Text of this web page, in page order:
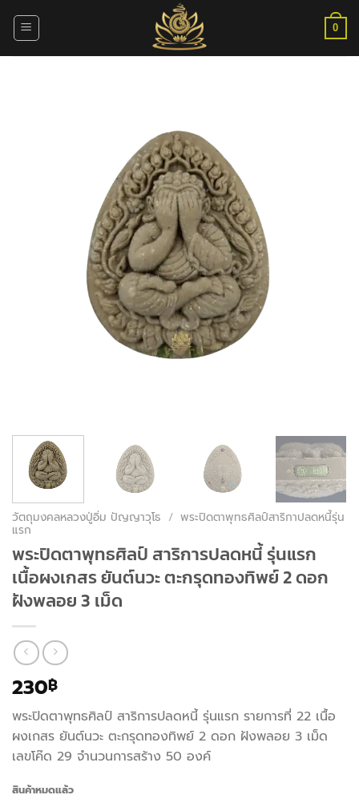
0
วัตถุมงคลหลวงปู่อิ่ม ปัญญาวุโธ / พระปิดตาพุทธศิลป์สาริกาปลดหนี้รุ่น
แรก
พระปิดตาพุทธศิลป์ สาริการปลดหนี้ รุ่นแรก
เนื้อผงเกสร ยันต์นวะ ตะกรุดทองทิพย์ 2 ดอก
ฝังพลอย 3 เม็ด
230฿
พระปิดตาพุทธศิลป์ สาริการปลดหนี้ รุ่นแรก รายการที่ 22 เนื้อ
ผงเกสร ยันต์นวะ ตะกรุดทองทิพย์ 2 ดอก ฝังพลอย 3 เม็ด
เลขโค๊ด 29 จำนวนการสร้าง 50 องค์
สินค้าหมดแล้ว